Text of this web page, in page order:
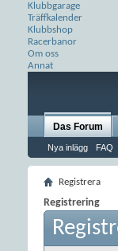
Klubbgarage
Träffkalender
Klubbshop
Racerbanor
Om oss
Annat
Das Forum
Nya inlägg FAQ
Registrera
Registrering